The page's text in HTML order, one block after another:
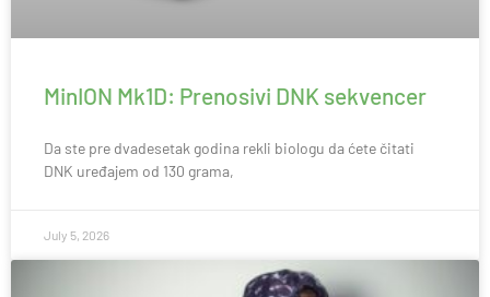
MinION Mk1D: Prenosivi DNK sekvencer
Da ste pre dvadesetak godina rekli biologu da ćete čitati
DNK uređajem od 130 grama,
July 5, 2026